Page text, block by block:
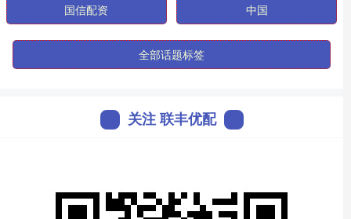
国信配资 中国
全部话题标签
关注 联丰优配